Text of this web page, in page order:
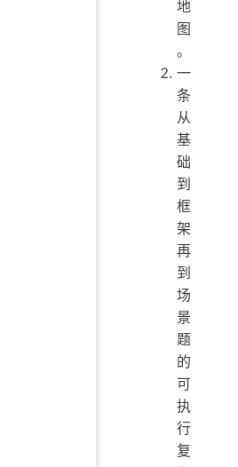
地
图
。
一
条
从
基
础
到
框
架
再
到
场
景
题
的
可
执
行
复